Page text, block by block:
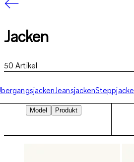
Jacken
50 Artikel
Jeansjacken
Model
Produkt